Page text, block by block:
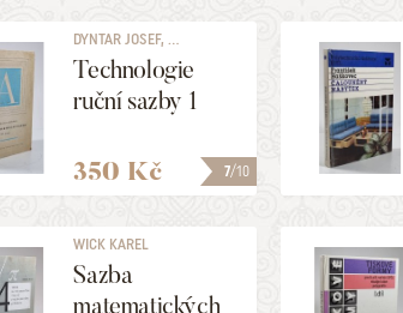
7/10
DYNTAR JOSEF, ...
Technologie
ruční sazby 1
350 Kč
WICK KAREL
Sazba
matematických